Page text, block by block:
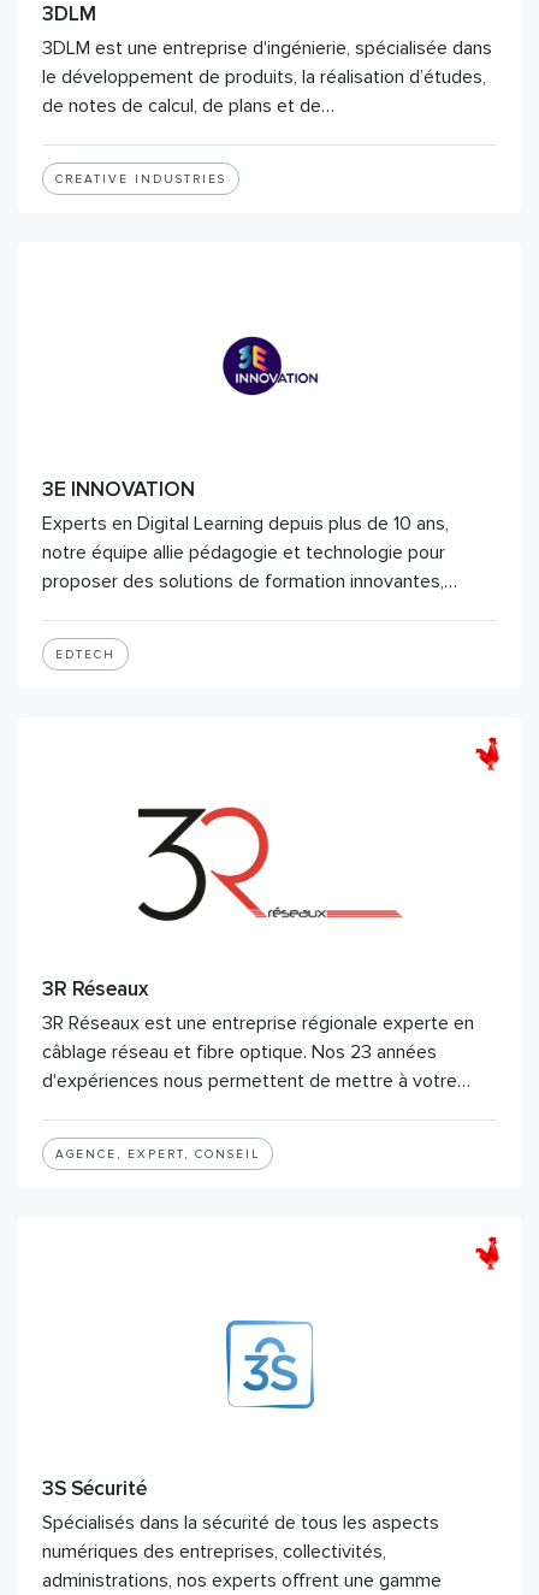
3DLM
3DLM est une entreprise d'ingénierie, spécialisée dans
le développement de produits, la réalisation d’études,
de notes de calcul, de plans et de…
CREATIVE INDUSTRIES
3E INNOVATION
Experts en Digital Learning depuis plus de 10 ans,
notre équipe allie pédagogie et technologie pour
proposer des solutions de formation innovantes,…
EDTECH
3R Réseaux
3R Réseaux est une entreprise régionale experte en
câblage réseau et fibre optique. Nos 23 années
d'expériences nous permettent de mettre à votre…
AGENCE, EXPERT, CONSEIL
3S Sécurité
Spécialisés dans la sécurité de tous les aspects
numériques des entreprises, collectivités,
administrations, nos experts offrent une gamme